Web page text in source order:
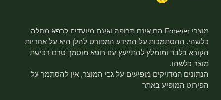
מוצרי Forever הם אינם תרופה ואינם מיועדים לרפא מחלה
כלשהי. ההסתמכות על המידע המפורט להלן היא על אחריות
הקורא בלבד ומומלץ להתייעץ עם רופא מוסמך טרם רכישת
מוצר כלשהו.
הנתונים המדויקים מופיעים על גבי המוצר, אין להסתמך על
הפירוט המופיע באתר